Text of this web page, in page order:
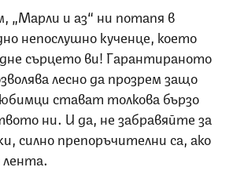
„Марли и аз“ ни потапя в
непослушно кученце, което
сърцето ви! Гарантираното
лесно да прозрем защо
стават толкова бързо
ни. И да, не забравяйте за
силно препоръчителни са, ако